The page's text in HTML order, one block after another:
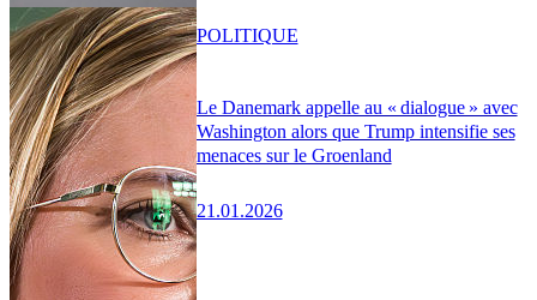
Le Danemark appelle au « dialogue » avec
Washington alors que Trump intensifie ses
menaces sur le Groenland
21.01.2026
POLITIQUE